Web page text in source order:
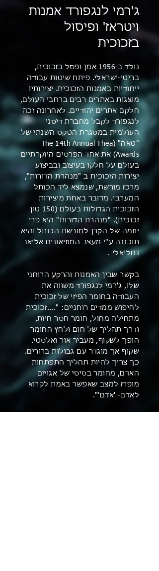
ג'רמי לנגפורד אמנות
ויטראז' ופיסול
בזכוכית
נולד ב-1956 אמן ופסל בזכוכית,
בריטי-ישראלי. פיתח שיטות עבודה
ייחודיות באמנות הזכוכית. יצירותיו
מוצגות באתרים רבים ברחבי העולם,
חלקם אתרים יהודיים. לאחרונה זכה
לנגפורד לקבל מחברת דיסני
העולמית במסגרת הטקס השנתי של
"טאה" (The 14th Annual Thea
Awards) את אחד הפרסים היוקרתיים
בעולם על חלקו בעיצוב ובביצוע
יצירות הזכוכית ב "מנהרת הדורות",
מרכז מורשת, שנמצא ליד הכותל
המערבי. מדובר באחת מיצירות
הזכוכית הגדולות בעולם (150 טון
זכוכית). "מנהרת הדורות" היא פרי
יוזמה של הקרן למורשת הכותל והיא
תוכננה ע"י מעצב המוזיאונים אליאב
נחליאלי .
בקשר שבין האמנות והרקע הרוחני
שלו, ג'רמי לנגפורד משווה את
העבודה בחומר הפיזי של זכוכית
לחיפוש ממדים רוחניים: "....זכוכית
מתחילה מחול, חומר חסר חיות,
ודרך תהליך של חום ולחץ החומר
הופך לשקוף, מעביר אור ואלסטי.
שקוף אך מוגדר עם גבולות ברורים.
כך צריך להיות תהליך התפתחות
האדם, מחומר בסיסי של אגויזם
מופרז למצב שאפשר באמת לקרוא
לאדם- 'אדם'".